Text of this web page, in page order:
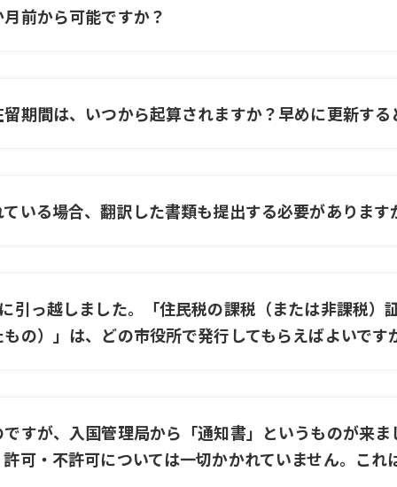
前から可能ですか？
期間は、いつから起算されますか？早めに更新す
いる場合、翻訳した書類も提出する必要があります
引っ越しました。「住民税の課税（または非課税）
の）」は、どの市役所で発行してもらえばよいです
すが、入国管理局から「通知書」というものが来
可・不許可については一切かかれていません。こ